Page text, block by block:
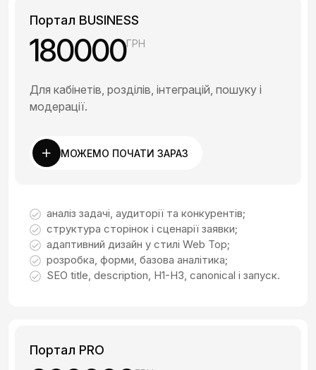
Портал BUSINESS
180000ГРН
Для кабінетів, розділів, інтеграцій, пошуку і
модерації.
МОЖЕМО ПОЧАТИ ЗАРАЗ
аналіз задачі, аудиторії та конкурентів;
структура сторінок і сценарії заявки;
адаптивний дизайн у стилі Web Top;
розробка, форми, базова аналітика;
SEO title, description, H1-H3, canonical і запуск.
Портал PRO